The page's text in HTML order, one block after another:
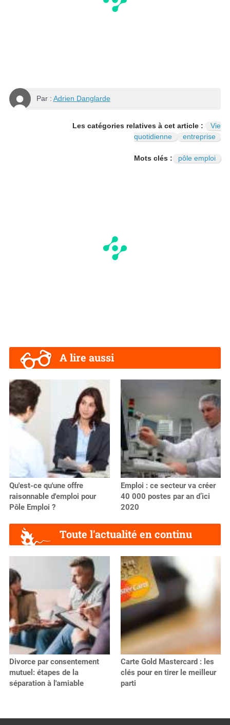
Par : Adrien Danglarde
Les catégories relatives à cet article :
Vie
quotidienne
entreprise
Mots clés : pôle emploi
A lire aussi
Qu'est-ce qu'une offre
raisonnable d'emploi pour
Pôle Emploi ?
Emploi : ce secteur va créer
40 000 postes par an d’ici
2020
Toute l'actualité en continu
Divorce par consentement
mutuel: étapes de la
séparation à l'amiable
Carte Gold Mastercard : les
clés pour en tirer le meilleur
parti